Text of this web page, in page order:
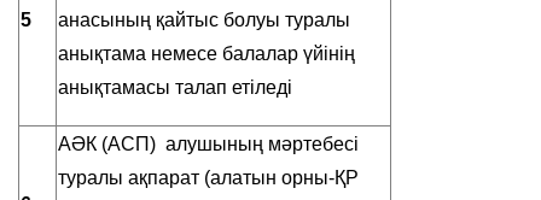
5
анасының қайтыс болуы туралы
анықтама немесе балалар үйінің
анықтамасы талап етіледі
АӘК (АСП) алушының мәртебесі
туралы ақпарат (алатын орны-ҚР